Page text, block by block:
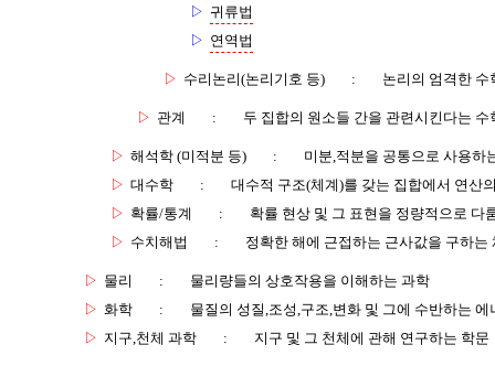
▷ 귀류법
▷ 연역법
▷ 수리논리(논리기호 등) : 논리의 엄격한 수
▷ 관계 : 두 집합의 원소들 간을 관련시킨다는 수
▷ 해석학 (미적분 등) :
미분,적분을 공통으로 사용하
▷ 대수학 :
대수적 구조(체계)를 갖는 집합에서 연산
▷ 확률/통계 :
확률 현상 및 그 표현을 정량적으로 다
▷ 수치해법 : 정확한 해에 근접하는 근사값을 구하는
▷ 물리 :
물리량들의 상호작용을 이해하는 과학
▷ 화학 :
물질의 성질,조성,구조,변화 및 그에 수반하는
▷ 지구,천체 과학 : 지구 및 그 천체에 관해 연구하는 학문